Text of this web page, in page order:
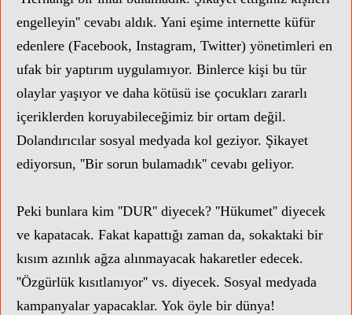
engelleyin'' cevabı aldık. Yani eşime internette küfür
edenlere (Facebook, Instagram, Twitter) yönetimleri en
ufak bir yaptırım uygulamıyor. Binlerce kişi bu tür
olaylar yaşıyor ve daha kötüsü ise çocukları zararlı
içeriklerden koruyabileceğimiz bir ortam değil.
Dolandırıcılar sosyal medyada kol geziyor. Şikayet
ediyorsun, ''Bir sorun bulamadık'' cevabı geliyor.
Peki bunlara kim ''DUR'' diyecek? ''Hükumet'' diyecek
ve kapatacak. Fakat kapattığı zaman da, sokaktaki bir
kısım azınlık ağza alınmayacak hakaretler edecek.
''Özgürlük kısıtlanıyor'' vs. diyecek. Sosyal medyada
kampanyalar yapacaklar. Yok öyle bir dünya!